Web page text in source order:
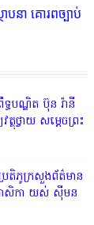
សេរីភាពសារព័
ធបណ្ឌិត ប៊ុន រ៉ានី
ថ្វាយ សម្តេចព្រះ
ប្រតិភូក្រសួងព័ត៌មាន
បាសិកា យស់ ស៊ីមន